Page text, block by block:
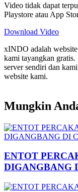
Video tidak dapat
Playstore atau App
Download Video
xINDO adalah
kami tayangkan
server sendiri dan
website kami.
Mungkin
ENTOT
DIGANGBANG